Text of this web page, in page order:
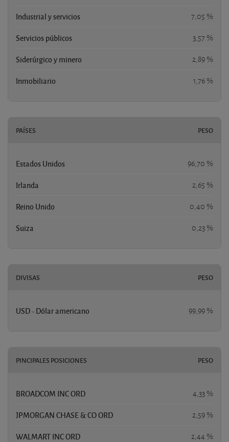
Industrial y servicios 7,05 %
Servicios públicos 3,57 %
Siderúrgico y minero 2,89 %
Inmobiliario 1,76 %
PAÍSES PESO
Estados Unidos 96,70 %
Irlanda 2,65 %
Reino Unido 0,40 %
Suiza 0,23 %
DIVISAS PESO
USD - Dólar americano 99,99 %
PINCIPALES POSICIONES PESO
BROADCOM INC ORD 4,33 %
JPMORGAN CHASE & CO ORD 2,59 %
WALMART INC ORD 2,44 %